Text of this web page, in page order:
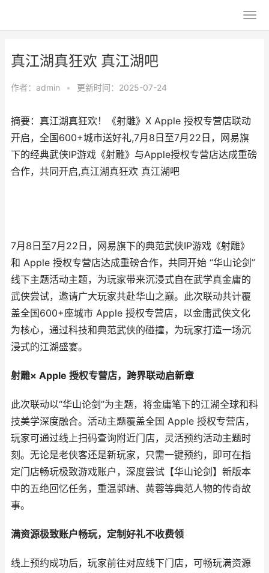
真江湖真狂欢 真江湖吧
作者： admin • 更新时间：2025-07-24
摘要：真江湖真狂欢！《射雕》X Apple 授权专营店联动
开启，全国600+城市送好礼,7月8日至7月22日，网易旗
下的经典武侠IP游戏《射雕》与Apple授权专营店达成重磅
合作，共同开启,真江湖真狂欢 真江湖吧
7月8日至7月22日，网易旗下的典范武侠IP游戏《射雕》
和 Apple 授权专营店达成重磅合作，共同开始 “华山论剑”
线下主题活动主题，为玩家带来沉浸式自在武学真金庸的
武侠尝试，邀请广大玩家共赴华山之巅。此次联动共计覆
盖全国600+座城市 Apple 授权专营店，以金庸武侠文化
为核心，通过科技和典范武侠的碰撞，为玩家打造一场沉
浸式的江湖盛宴。
射雕× Apple 授权专营店，跨界联动启新章
此次联动以“华山论剑”为主题，将金庸笔下的江湖全球和科
技美学深度融合。活动主题覆盖全国 Apple 授权专营店，
玩家可通过线上扫码查询附近门店，灵活预约活动主题时
刻。无论是老侠客还是新玩家，只需一键预约，即可在指
定门店畅玩极致游戏账户，深度尝试【华山论剑】新版本
中的五绝回忆任务，重温郭靖、黄蓉等典范人物的传奇故
事。
满资源极致账户畅玩，定制好礼不收费领
线上预约成功后，玩家前往对应线下门店，可畅玩满资源